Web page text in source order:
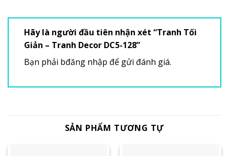
Hãy là người đầu tiên nhận xét “Tranh Tối
Giản – Tranh Decor DC5-128”
Bạn phải bđăng nhập để gửi đánh giá.
SẢN PHẨM TƯƠNG TỰ